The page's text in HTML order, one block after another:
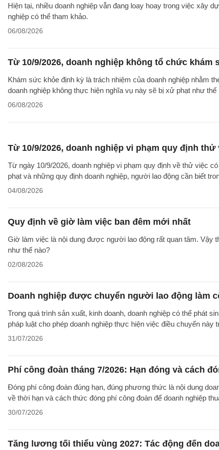
Hiện tại, nhiều doanh nghiệp vẫn đang loay hoay trong việc xây
nghiệp có thể tham khảo.
06/08/2026
Từ 10/9/2026, doanh nghiệp không tổ chức
Khám sức khỏe định kỳ là trách nhiệm của doanh nghiệp nhằm
doanh nghiệp không thực hiện nghĩa vụ này sẽ bị xử phạt như thế
06/08/2026
Từ 10/9/2026, doanh nghiệp vi phạm quy định
Từ ngày 10/9/2026, doanh nghiệp vi phạm quy định về thử việc
phạt và những quy định doanh nghiệp, người lao động cần biết
04/08/2026
Quy định về giờ làm việc ban đêm mới nhất
Giờ làm việc là nội dung được người lao động rất quan tâm. Vậy
như thế nào?
02/08/2026
Doanh nghiệp được chuyển người lao động làm
Trong quá trình sản xuất, kinh doanh, doanh nghiệp có thể phát
pháp luật cho phép doanh nghiệp thực hiện việc điều chuyển
31/07/2026
Phí công đoàn tháng 7/2026: Hạn đóng và cách
Đóng phí công đoàn đúng hạn, đúng phương thức là nội dung
về thời hạn và cách thức đóng phí công đoàn để doanh nghiệp
30/07/2026
Tăng lương tối thiểu vùng 2027: Tác động đến